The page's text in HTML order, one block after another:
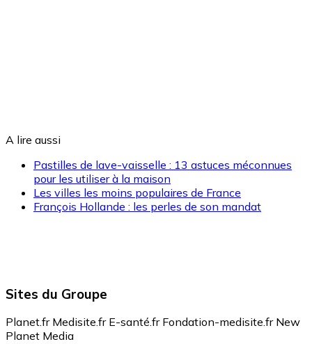
A lire aussi
Pastilles de lave-vaisselle : 13 astuces méconnues
pour les utiliser à la maison
Les villes les moins populaires de France
François Hollande : les perles de son mandat
Sites du Groupe
Planet.fr Medisite.fr E-santé.fr Fondation-medisite.fr New
Planet Media